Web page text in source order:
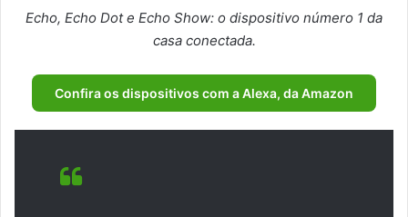
Echo, Echo Dot e Echo Show: o dispositivo número 1 da
casa conectada.
Confira os dispositivos com a Alexa, da Amazon